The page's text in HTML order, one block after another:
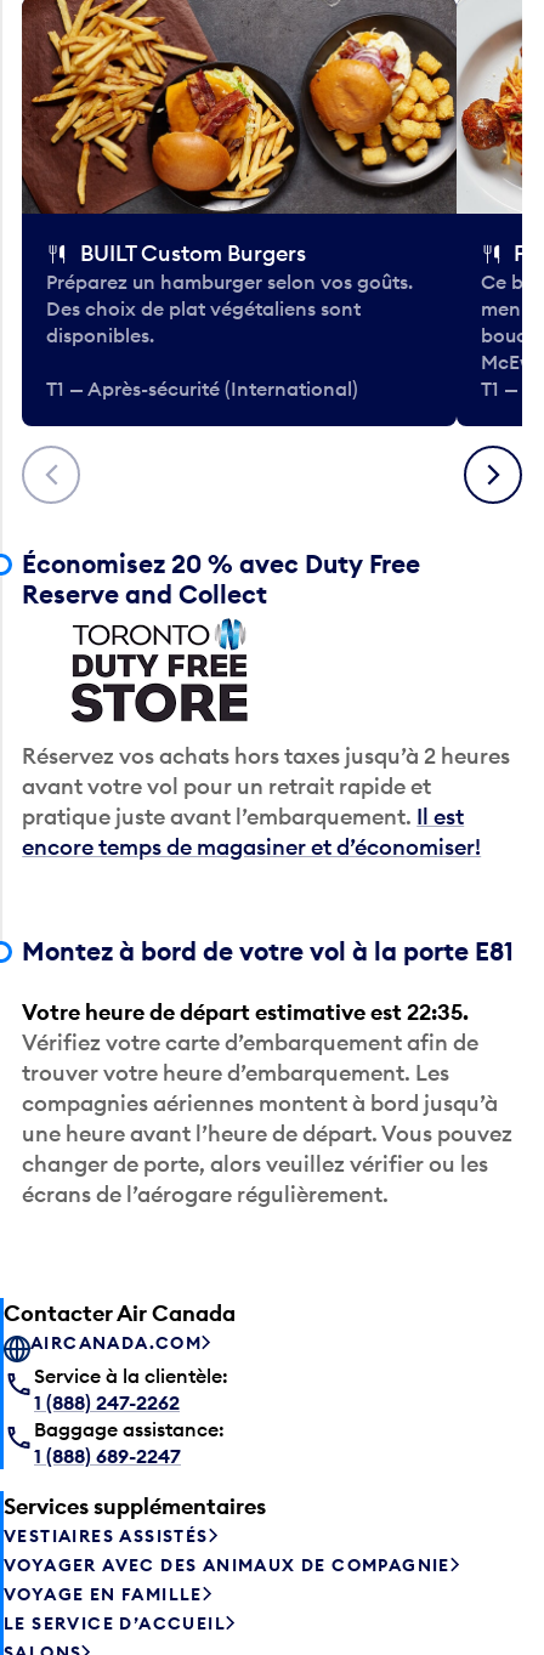
Précédent
BUILT Custom Burgers
Préparez un hamburger selon vos goûts.
Des choix de plat végétaliens sont
disponibles.
T1 — Après-sécurité (International)
Ce
menu
T1 —
Suivant
Économisez 20 % avec Duty Free
Reserve and Collect
Réservez vos achats hors taxes jusqu’à 2 heures
avant votre vol pour un retrait rapide et
pratique juste avant l’embarquement. Il est
encore temps de magasiner et d’économiser!
Montez à bord de votre vol à la porte E81
Votre heure de départ estimative est 22:35.
Vérifiez votre carte d’embarquement afin de
trouver votre heure d’embarquement. Les
compagnies aériennes montent à bord jusqu’à
une heure avant l’heure de départ. Vous pouvez
changer de porte, alors veuillez vérifier ou les
écrans de l’aérogare régulièrement.
Contacter Air Canada
AIRCANADA.COM
Service à la clientèle:
1 (888) 247-2262
Baggage assistance:
1 (888) 689-2247
Services supplémentaires
VESTIAIRES ASSISTÉS
VOYAGER AVEC DES ANIMAUX DE COMPAGNIE
VOYAGE EN FAMILLE
LE SERVICE D’ACCUEIL